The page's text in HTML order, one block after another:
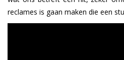
reclames is gaan maken die een